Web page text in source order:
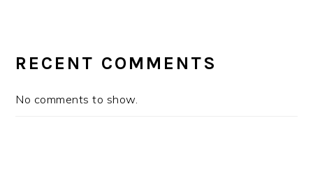
RECENT COMMENTS
No comments to show.